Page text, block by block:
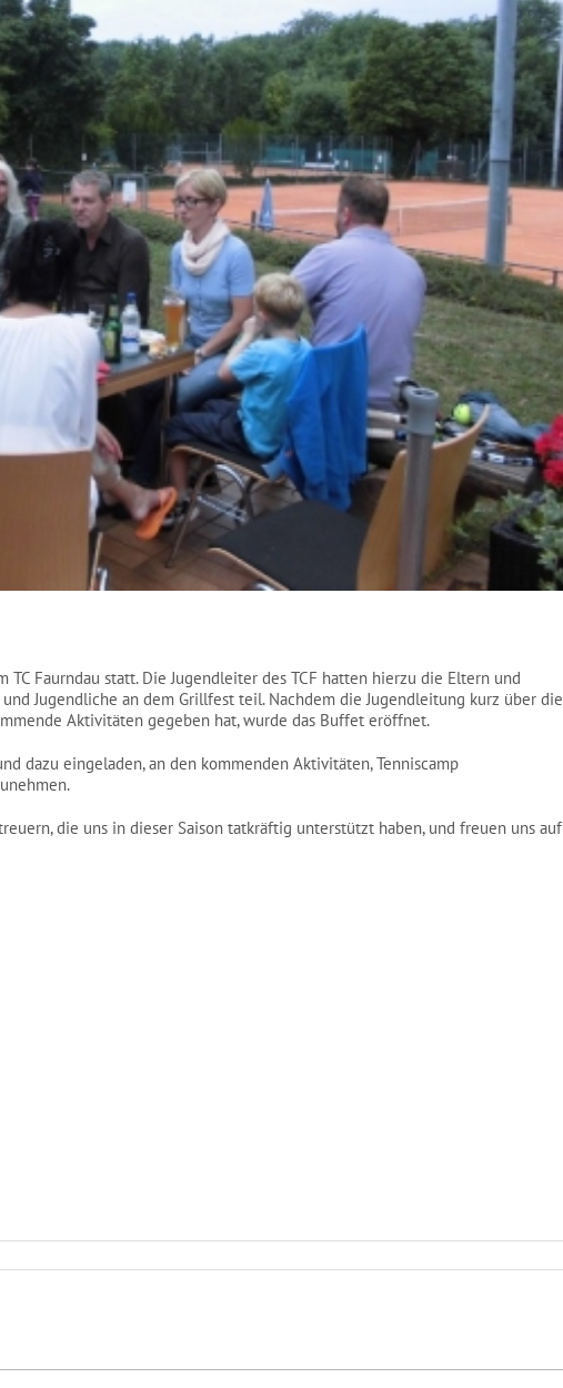
Faurndau statt. Die Jugendleiter des TCF hatten hierzu die Eltern und
Jugendliche an dem Grillfest teil. Nachdem die Jugendleitung kurz über die
Aktivitäten gegeben hat, wurde das Buffet eröffnet.
dazu eingeladen, an den kommenden Aktivitäten, Tenniscamp
die uns in dieser Saison tatkräftig unterstützt haben, und freuen uns auf